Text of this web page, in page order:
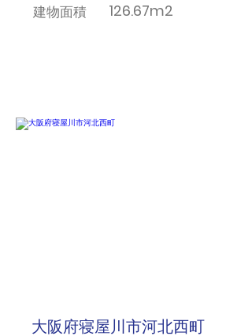
​建物面積
126.67m2
大阪府寝屋川市河北西町